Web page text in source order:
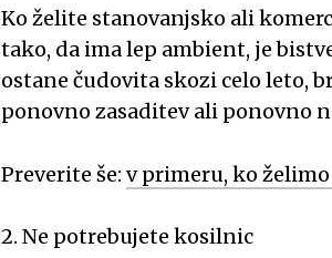
Ko želite stanovanjsko ali
tako, da ima lep ambient, je
ostane čudovita skozi celo leto,
ponovno zasaditev ali ponovno
Preverite še: v primeru, ko
2. Ne potrebujete kosilnic